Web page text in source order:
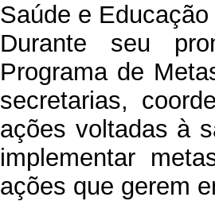
Saúde e Educação
Durante seu
Programa de
secretarias,
ações voltadas à
implementar
ações que gerem